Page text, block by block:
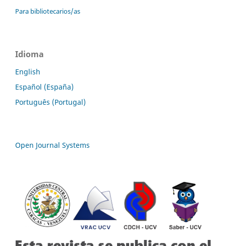
Para bibliotecarios/as
Idioma
English
Español (España)
Português (Portugal)
Open Journal Systems